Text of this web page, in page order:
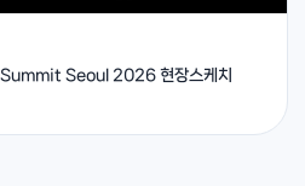
Summit Seoul 2026 현장스케치